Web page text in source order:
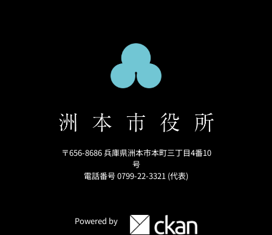
〒656-8686 兵庫県洲本市本町三丁目4番10
号
電話番号 0799-22-3321 (代表)
Powered by